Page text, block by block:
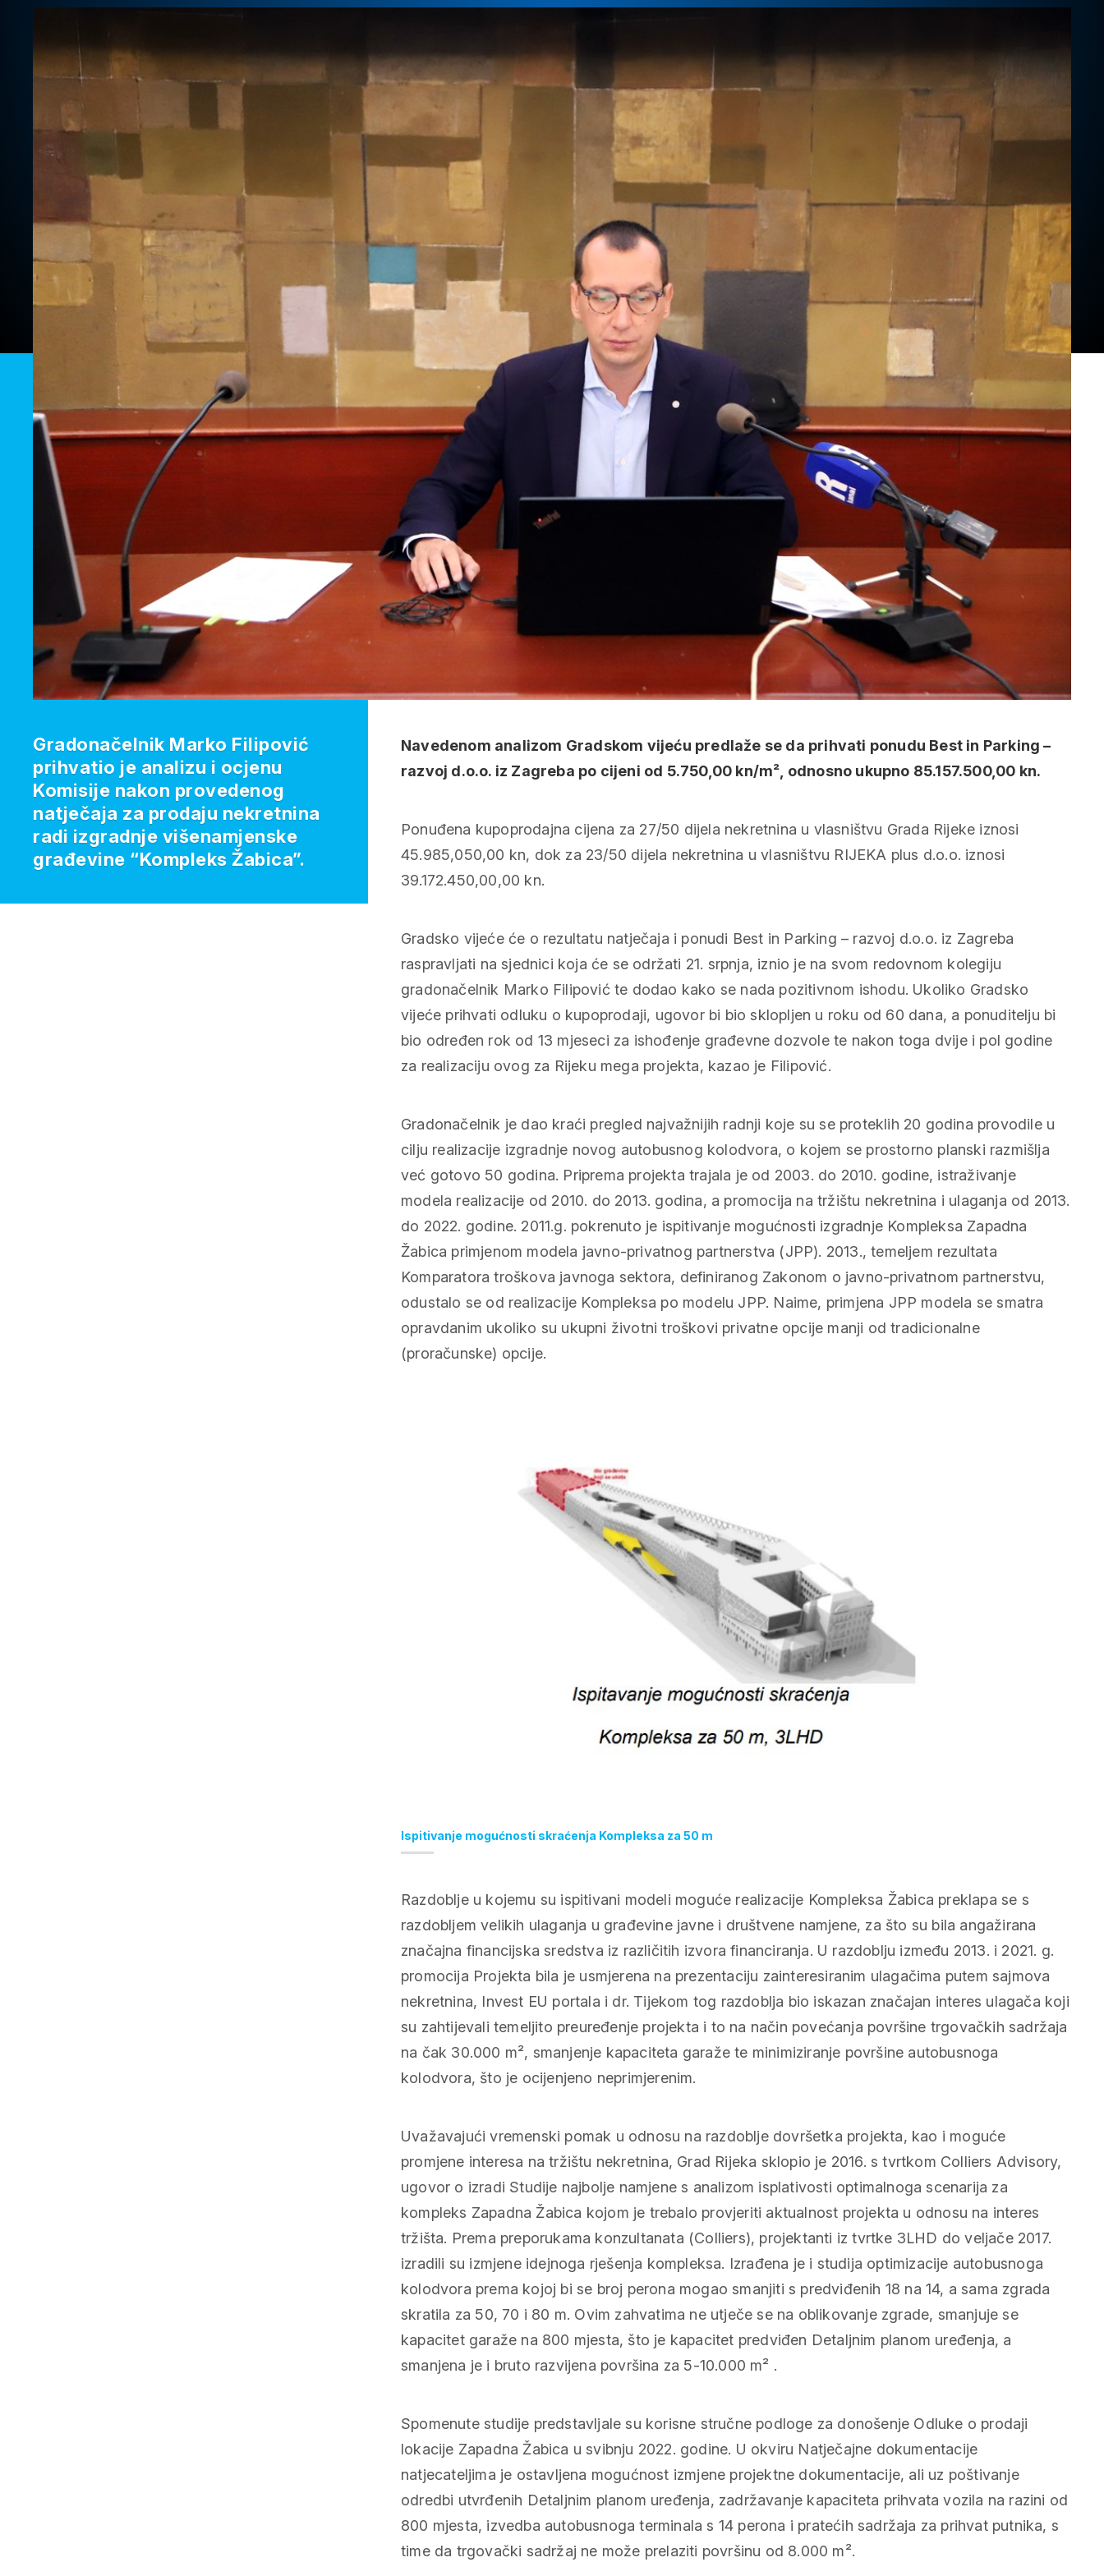
Navedenom analizom Gradskom vijeću predlaže se da prihvati ponudu Best in Parking –
razvoj d.o.o. iz Zagreba po cijeni od 5.750,00 kn/m², odnosno ukupno 85.157.500,00 kn.
Ponuđena kupoprodajna cijena za 27/50 dijela nekretnina u vlasništvu Grada Rijeke iznosi
45.985,050,00 kn, dok za 23/50 dijela nekretnina u vlasništvu RIJEKA plus d.o.o. iznosi
39.172.450,00,00 kn.
Gradsko vijeće će o rezultatu natječaja i ponudi Best in Parking – razvoj d.o.o. iz Zagreba
raspravljati na sjednici koja će se održati 21. srpnja, iznio je na svom redovnom kolegiju
gradonačelnik Marko Filipović te dodao kako se nada pozitivnom ishodu. Ukoliko Gradsko
vijeće prihvati odluku o kupoprodaji, ugovor bi bio sklopljen u roku od 60 dana, a ponuditelju bi
bio određen rok od 13 mjeseci za ishođenje građevne dozvole te nakon toga dvije i pol godine
za realizaciju ovog za Rijeku mega projekta, kazao je Filipović.
Gradonačelnik je dao kraći pregled najvažnijih radnji koje su se proteklih 20 godina provodile u
cilju realizacije izgradnje novog autobusnog kolodvora, o kojem se prostorno planski razmišlja
već gotovo 50 godina. Priprema projekta trajala je od 2003. do 2010. godine, istraživanje
modela realizacije od 2010. do 2013. godina, a promocija na tržištu nekretnina i ulaganja od 2013.
do 2022. godine. 2011.g. pokrenuto je ispitivanje mogućnosti izgradnje Kompleksa Zapadna
Žabica primjenom modela javno-privatnog partnerstva (JPP). 2013., temeljem rezultata
Komparatora troškova javnoga sektora, definiranog Zakonom o javno-privatnom partnerstvu,
odustalo se od realizacije Kompleksa po modelu JPP. Naime, primjena JPP modela se smatra
opravdanim ukoliko su ukupni životni troškovi privatne opcije manji od tradicionalne
(proračunske) opcije.
Ispitivanje mogućnosti skraćenja Kompleksa za 50 m
Razdoblje u kojemu su ispitivani modeli moguće realizacije Kompleksa Žabica preklapa se s
razdobljem velikih ulaganja u građevine javne i društvene namjene, za što su bila angažirana
značajna financijska sredstva iz različitih izvora financiranja. U razdoblju između 2013. i 2021. g.
promocija Projekta bila je usmjerena na prezentaciju zainteresiranim ulagačima putem sajmova
nekretnina, Invest EU portala i dr. Tijekom tog razdoblja bio iskazan značajan interes ulagača koji
su zahtijevali temeljito preuređenje projekta i to na način povećanja površine trgovačkih sadržaja
na čak 30.000 m², smanjenje kapaciteta garaže te minimiziranje površine autobusnoga
kolodvora, što je ocijenjeno neprimjerenim.
Uvažavajući vremenski pomak u odnosu na razdoblje dovršetka projekta, kao i moguće
promjene interesa na tržištu nekretnina, Grad Rijeka sklopio je 2016. s tvrtkom Colliers Advisory,
ugovor o izradi Studije najbolje namjene s analizom isplativosti optimalnoga scenarija za
kompleks Zapadna Žabica kojom je trebalo provjeriti aktualnost projekta u odnosu na interes
tržišta. Prema preporukama konzultanata (Colliers), projektanti iz tvrtke 3LHD do veljače 2017.
izradili su izmjene idejnoga rješenja kompleksa. Izrađena je i studija optimizacije autobusnoga
kolodvora prema kojoj bi se broj perona mogao smanjiti s predviđenih 18 na 14, a sama zgrada
skratila za 50, 70 i 80 m. Ovim zahvatima ne utječe se na oblikovanje zgrade, smanjuje se
kapacitet garaže na 800 mjesta, što je kapacitet predviđen Detaljnim planom uređenja, a
smanjena je i bruto razvijena površina za 5-10.000 m² .
Spomenute studije predstavljale su korisne stručne podloge za donošenje Odluke o prodaji
lokacije Zapadna Žabica u svibnju 2022. godine. U okviru Natječajne dokumentacije
natjecateljima je ostavljena mogućnost izmjene projektne dokumentacije, ali uz poštivanje
odredbi utvrđenih Detaljnim planom uređenja, zadržavanje kapaciteta prihvata vozila na razini od
800 mjesta, izvedba autobusnoga terminala s 14 perona i pratećih sadržaja za prihvat putnika, s
time da trgovački sadržaj ne može prelaziti površinu od 8.000 m².
Gradonačelnik Marko Filipović
prihvatio je analizu i ocjenu
Komisije nakon provedenog
natječaja za prodaju nekretnina
radi izgradnje višenamjenske
građevine “Kompleks Žabica”.